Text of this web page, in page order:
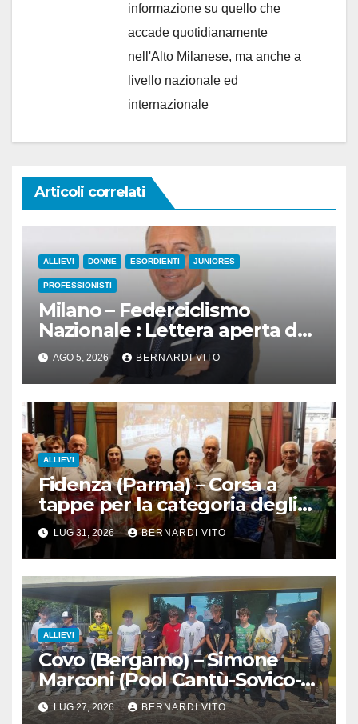
informazione su quello che
accade quotidianamente
nell'Alto Milanese, ma anche a
livello nazionale ed
internazionale
Articoli correlati
ALLIEVI DONNE ESORDIENTI JUNIORES
PROFESSIONISTI
Milano – Federciclismo
Nazionale : Lettera aperta del
Presidente Cordiano Dagnoni
AGO 5, 2026 BERNARDI VITO
ALLIEVI
Fidenza (Parma) – Corsa a
tappe per la categoria degli
Allievi : 3° Giro delle 3
Province
LUG 31, 2026 BERNARDI VITO
ALLIEVI
Covo (Bergamo) – Simone
Marconi (Pool Cantù-Sovico-
GB Team) vince l’11° Trofeo
Nastroflex Cufra S.p.A. gara
LUG 27, 2026 BERNARDI VITO